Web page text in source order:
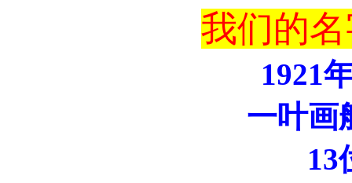
我们的
1921
一叶画
13